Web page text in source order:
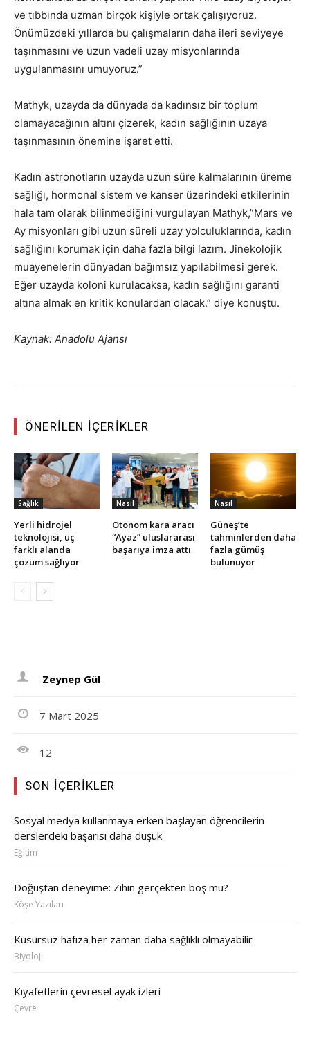
ve tıbbında uzman birçok kişiyle ortak çalışıyoruz.
Önümüzdeki yıllarda bu çalışmaların daha ileri seviyeye
taşınmasını ve uzun vadeli uzay misyonlarında
uygulanmasını umuyoruz.”
Mathyk, uzayda da dünyada da kadınsız bir toplum
olamayacağının altını çizerek, kadın sağlığının uzaya
taşınmasının önemine işaret etti.
Kadın astronotların uzayda uzun süre kalmalarının üreme
sağlığı, hormonal sistem ve kanser üzerindeki etkilerinin
hala tam olarak bilinmediğini vurgulayan Mathyk,”Mars ve
Ay misyonları gibi uzun süreli uzay yolculuklarında, kadın
sağlığını korumak için daha fazla bilgi lazım. Jinekolojik
muayenelerin dünyadan bağımsız yapılabilmesi gerek.
Eğer uzayda koloni kurulacaksa, kadın sağlığını garanti
altına almak en kritik konulardan olacak.” diye konuştu.
Kaynak: Anadolu Ajansı
ÖNERILEN İÇERIKLER
Sağlık
Yerli hidrojel
teknolojisi, üç
farklı alanda
çözüm sağlıyor
Nasıl
Otonom kara aracı
“Ayaz” uluslararası
başarıya imza attı
Nasıl
Güneş’te
tahminlerden daha
fazla gümüş
bulunuyor
Zeynep Gül
7 Mart 2025
12
SON İÇERIKLER
Sosyal medya kullanmaya erken başlayan öğrencilerin
derslerdeki başarısı daha düşük
Eğitim
Doğuştan deneyime: Zihin gerçekten boş mu?
Köşe Yazıları
Kusursuz hafıza her zaman daha sağlıklı olmayabilir
Biyoloji
Kıyafetlerin çevresel ayak izleri
Çevre